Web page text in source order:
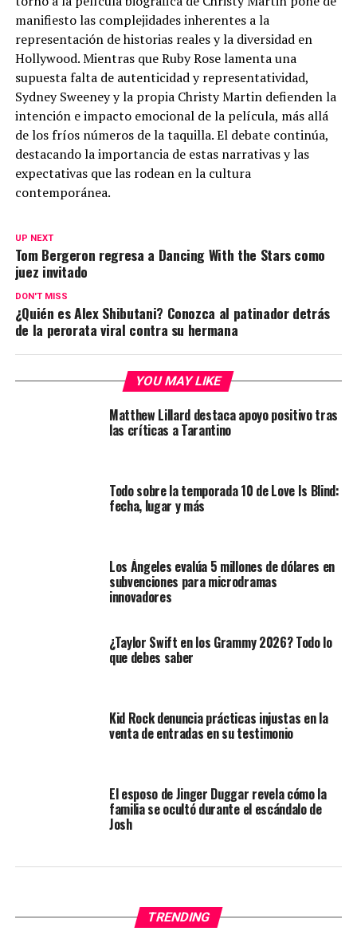
manifiesto las complejidades inherentes a la
representación de historias reales y la diversidad en
Hollywood. Mientras que Ruby Rose lamenta una
supuesta falta de autenticidad y representatividad,
Sydney Sweeney y la propia Christy Martin defienden la
intención e impacto emocional de la película, más allá
de los fríos números de la taquilla. El debate continúa,
destacando la importancia de estas narrativas y las
expectativas que las rodean en la cultura
contemporánea.
UP NEXT
Tom Bergeron regresa a Dancing With the Stars como
juez invitado
DON'T MISS
¿Quién es Alex Shibutani? Conozca al patinador detrás
de la perorata viral contra su hermana
YOU MAY LIKE
Matthew Lillard destaca apoyo positivo tras
las críticas a Tarantino
Todo sobre la temporada 10 de Love Is Blind:
fecha, lugar y más
Los Ángeles evalúa 5 millones de dólares en
subvenciones para microdramas
innovadores
¿Taylor Swift en los Grammy 2026? Todo lo
que debes saber
Kid Rock denuncia prácticas injustas en la
venta de entradas en su testimonio
El esposo de Jinger Duggar revela cómo la
familia se ocultó durante el escándalo de
Josh
TRENDING